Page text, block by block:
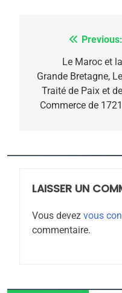
Navigation
l’article
Previous:
Le Maroc et la
Grande Bretagne, Le
Traité de Paix et de
Commerce de 1721
LAISSER UN
Vous devez vous
commentaire.
7